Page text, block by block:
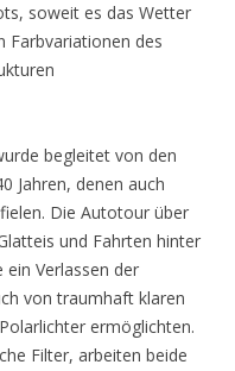
soweit es das Wetter
Farbvariationen des
begleitet von den
Jahren, denen auch
Die Autotour über
und Fahrten hinter
Verlassen der
von traumhaft klaren
ermöglichten.
Filter, arbeiten beide